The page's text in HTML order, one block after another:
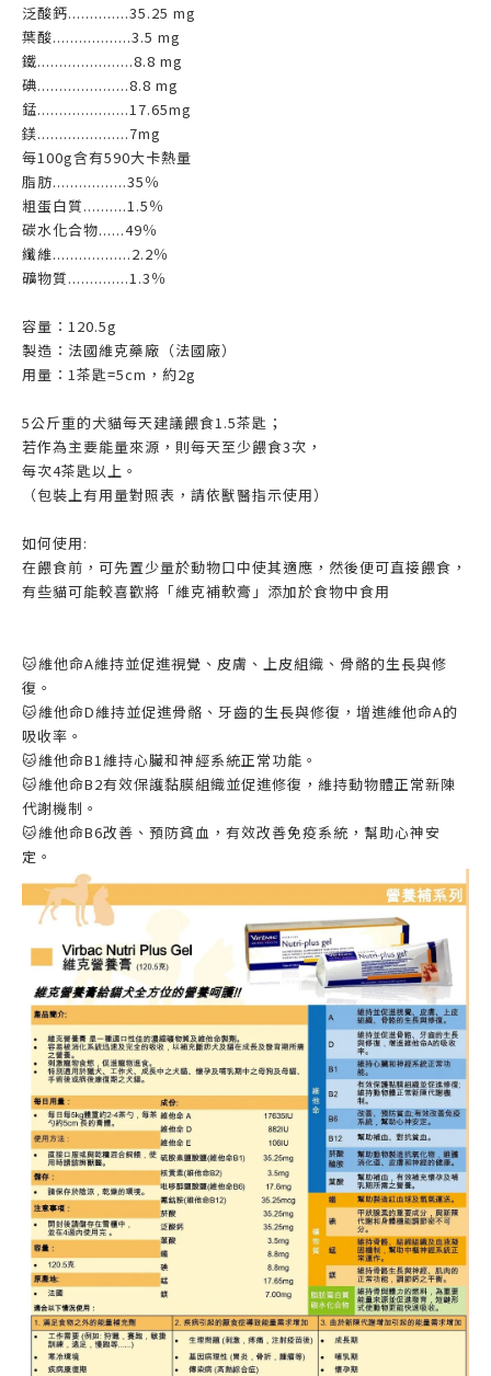
泛酸鈣..............35.25 mg
葉酸..................3.5 mg
鐵......................8.8 mg
碘.....................8.8 mg
錳.....................17.65mg
鎂.....................7mg
每100g含有590大卡熱量
脂肪.................35％
粗蛋白質..........1.5％
碳水化合物......49％
纖維..................2.2％
礦物質..............1.3％
容量：120.5g
製造：法國維克藥廠（法國廠）
用量：1茶匙=5cm，約2g
5公斤重的犬貓每天建議餵食1.5茶匙；
若作為主要能量來源，則每天至少餵食3次，
每次4茶匙以上。
（包裝上有用量對照表，請依獸醫指示使用）
如何使用:
在餵食前，可先置少量於動物口中使其適應，然後便可直接餵食，
有些貓可能較喜歡將「維克補軟膏」添加於食物中食用
🐱維他命A維持並促進視覺、皮膚、上皮組織、骨骼的生長與修
復。
🐱維他命D維持並促進骨骼、牙齒的生長與修復，增進維他命A的
吸收率。
🐱維他命B1維持心臟和神經系統正常功能。
🐱維他命B2有效保護黏膜組織並促進修復，維持動物體正常新陳
代謝機制。
🐱維他命B6改善、預防貧血，有效改善免疫系統，幫助心神安
定。